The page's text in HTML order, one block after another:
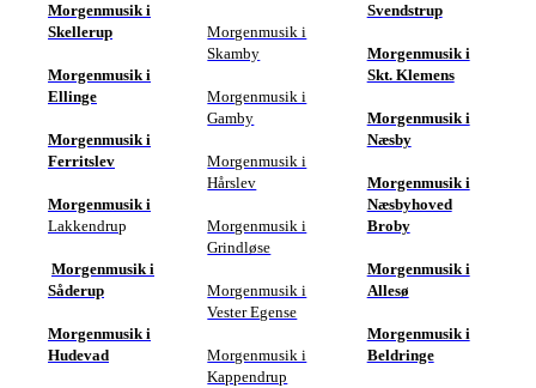
Morgenmusik i
Skellerup
Morgenmusik i
Ellinge
Morgenmusik i
Ferritslev
Morgenmusik i
Lakkendrup
Morgenmusik i
Såderup
Morgenmusik i
Hudevad
Morgenmusik i
Skamby
Morgenmusik i
Gamby
Morgenmusik i
Hårslev
Morgenmusik i
Grindløse
Morgenmusik i
Vester Egense
Morgenmusik i
Kappendrup
Svendstrup
Morgenmusik i
Skt. Klemens
Morgenmusik i
Næsby
Morgenmusik i
Næsbyhoved
Broby
Morgenmusik i
Allesø
Morgenmusik i
Beldringe